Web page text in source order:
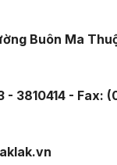
Buôn Ma
3810414 - Fax: